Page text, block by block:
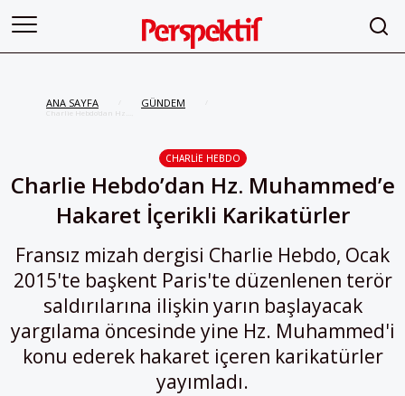
ANA SAYFA GÜNDEM
Charlie Hebdo’dan Hz.
CHARLIE HEBDO
Charlie Hebdo’dan Hz. Muhammed’e
Hakaret İçerikli Karikatürler
Fransız mizah dergisi Charlie Hebdo, Ocak
2015'te başkent Paris'te düzenlenen terör
saldırılarına ilişkin yarın başlayacak
yargılama öncesinde yine Hz. Muhammed'i
konu ederek hakaret içeren karikatürler
yayımladı.